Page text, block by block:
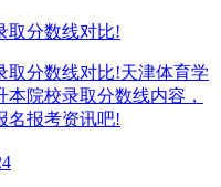
取分数线对比!
取分数线对比!天津体育学
院校录取分数线内容，
名报考资讯吧!